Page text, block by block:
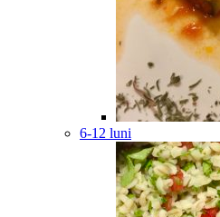
6-12 luni